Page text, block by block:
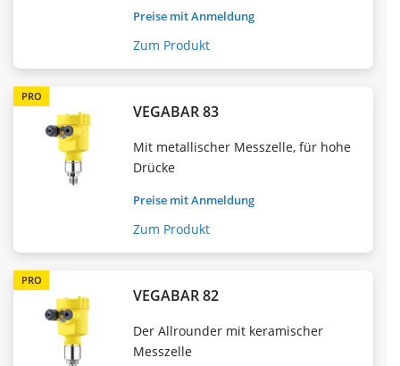
Preise mit Anmeldung
Zum Produkt
PRO
VEGABAR 83
Mit metallischer Messzelle, für hohe
Drücke
Preise mit Anmeldung
Zum Produkt
PRO
VEGABAR 82
Der Allrounder mit keramischer
Messzelle